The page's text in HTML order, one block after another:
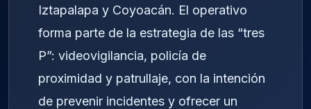
Iztapalapa y Coyoacán. El operativo
forma parte de la estrategia de las “tres
P”: videovigilancia, policía de
proximidad y patrullaje, con la intención
de prevenir incidentes y ofrecer un